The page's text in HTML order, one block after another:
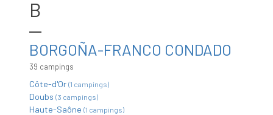
B
BORGOÑA-FRANCO CONDADO
39 campings
Côte-d'Or (1 campings)
Doubs (3 campings)
Haute-Saône (1 campings)